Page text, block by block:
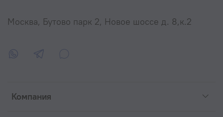
Компания
Москва, Бутово парк 2, Новое шоссе д. 8,к.2